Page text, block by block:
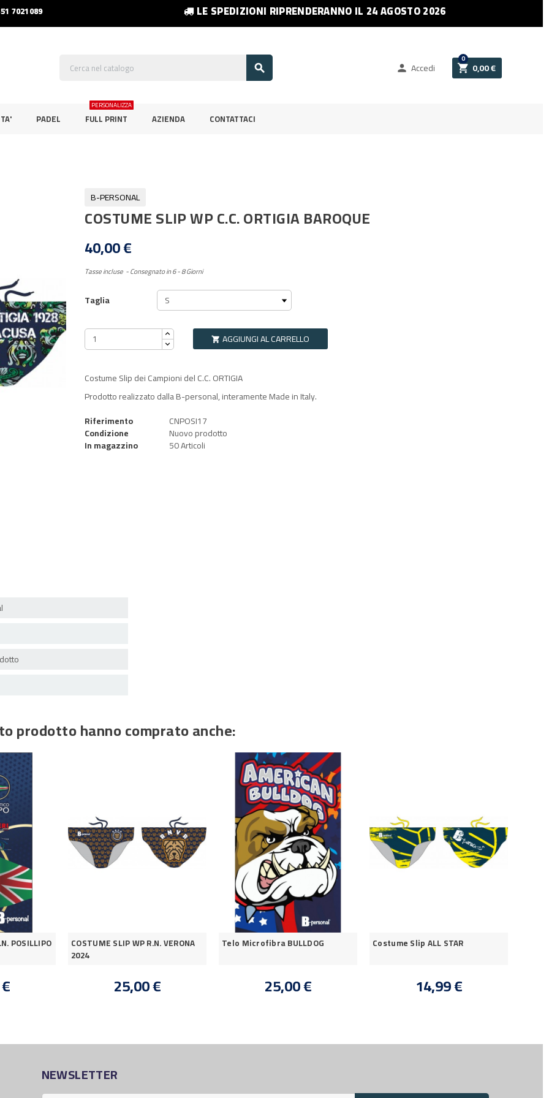
7021089 LE SPEDIZIONI RIPRENDERANNO IL 24 AGOSTO 2026
  Accedi  0,00 €
0
PADEL FULL PRINT
PERSONALIZZA
AZIENDA CONTATTACI
B-PERSONAL
COSTUME SLIP WP C.C. ORTIGIA BAROQUE
40,00 €
Tasse incluse Consegnato in 6 - 8 Giorni
Taglia
 AGGIUNGI AL CARRELLO
Costume Slip dei Campioni del C.C. ORTIGIA
Prodotto realizzato dalla B-personal, interamente Made in Italy.
Riferimento
CNPOSI17
Condizione Nuovo prodotto
In magazzino 50 Articoli
prodotto hanno comprato anche:
POSILLIPO
COSTUME SLIP WP R.N. VERONA
2024
25,00 €
Telo Microfibra BULLDOG
25,00 €
Costume Slip ALL STAR
14,99 €
NEWSLETTER